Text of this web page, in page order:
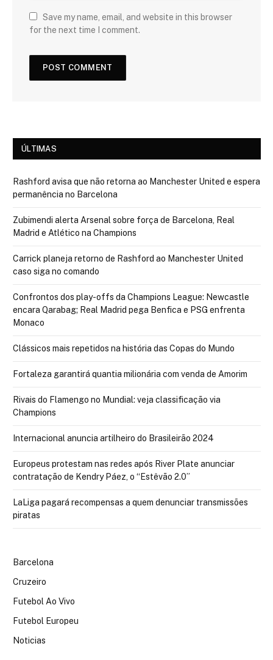
Save my name, email, and website in this browser
for the next time I comment.
ÚLTIMAS
Rashford avisa que não retorna ao Manchester United e espera
permanência no Barcelona
Zubimendi alerta Arsenal sobre força de Barcelona, Real
Madrid e Atlético na Champions
Carrick planeja retorno de Rashford ao Manchester United
caso siga no comando
Confrontos dos play-offs da Champions League: Newcastle
encara Qarabag; Real Madrid pega Benfica e PSG enfrenta
Monaco
Clássicos mais repetidos na história das Copas do Mundo
Fortaleza garantirá quantia milionária com venda de Amorim
Rivais do Flamengo no Mundial: veja classificação via
Champions
Internacional anuncia artilheiro do Brasileirão 2024
Europeus protestam nas redes após River Plate anunciar
contratação de Kendry Páez, o “Estêvão 2.0”
LaLiga pagará recompensas a quem denunciar transmissões
piratas
Barcelona
Cruzeiro
Futebol Ao Vivo
Futebol Europeu
Noticias